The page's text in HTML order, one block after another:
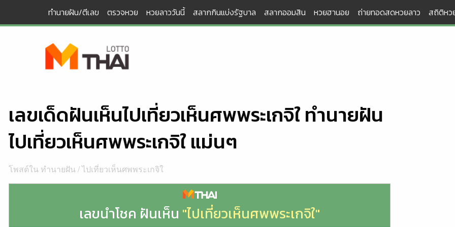
content
ทำนายฝัน/ตีเลข ตรวจหวย หวยลาววันนี้ สลากกินแบ่งรัฐบาล สลากออมสิน หวยฮานอย ถ่ายทอดสดหวยลาว สถิติหว
เลขเด็ดฝันเห็นไปเที่ยวเห็นศพพระเกจิใ ทำนายฝัน
ไปเที่ยวเห็นศพพระเกจิใ แม่นๆ
โพสต์ใน ทำนายฝัน/ไปเที่ยวเห็นศพพระเกจิใ
เลขนำโชค ฝันเห็น "ไปเที่ยวเห็นศพพระเกจิใ"